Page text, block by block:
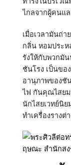
ไกลจากผู้คนแ
เมื่อเวลามันถ่
กลิ่น หอมประห
รังให้กับพวกมั
ชันโรง เป็นข
อานุภาพของชั
ไฟ กันคุณไสย
นักไสยเวทย์นิ
ทำเครื่องรางต่